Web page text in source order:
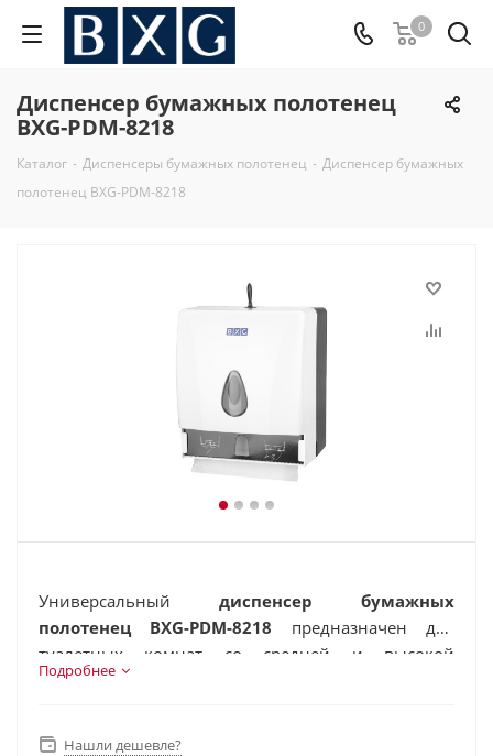
0
Диспенсер бумажных полотенец
BXG-PDM-8218
Каталог - Диспенсеры бумажных полотенец - Диспенсер бумажных
полотенец BXG-PDM-8218
Универсальный диспенсер бумажных
полотенец BXG-PDM-8218 предназначен для
туалетных комнат со средней и высокой
проходимостью.
Подробнее
Нашли дешевле?